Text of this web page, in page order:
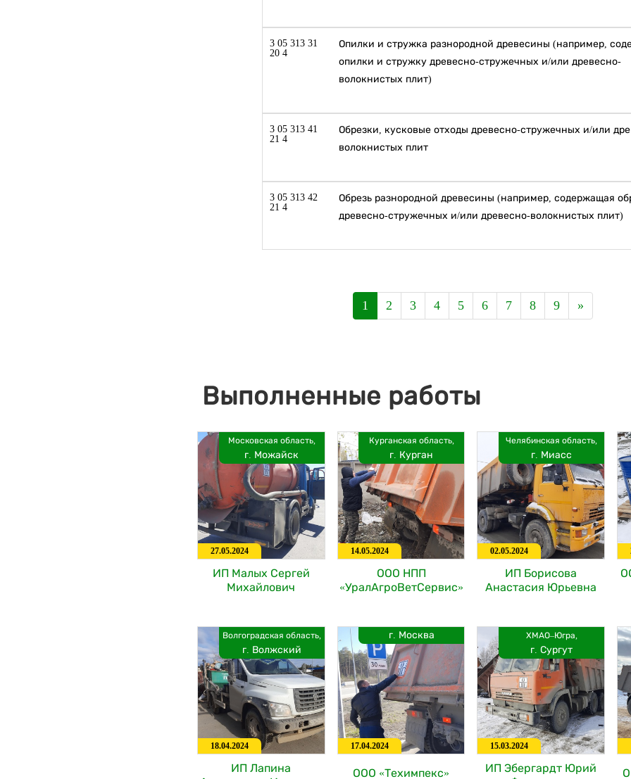
3 05 313 31
20 4
Опилки и стружка разнородной древесины (например,
опилки и стружку древесно-стружечных и/или древесно-
волокнистых плит)
3 05 313 41
21 4
Обрезки, кусковые отходы древесно-стружечных и/или
волокнистых плит
3 05 313 42
21 4
Обрезь разнородной древесины (например, содержащая
древесно-стружечных и/или древесно-волокнистых плит)
1 2 3 4 5 6 7 8 9 »
Выполненные работы
Московская область,
г. Можайск
27.05.2024
ИП Малых Сергей
Михайлович
Курганская область,
г. Курган
14.05.2024
ООО НПП
«УралАгроВетСервис»
Челябинская область,
г. Миасс
02.05.2024
ИП Борисова
Анастасия Юрьевна
Волгоградская область,
г. Волжский
18.04.2024
ИП Лапина
г. Москва
17.04.2024
ООО «Техимпекс»
ХМАО–Югра,
г. Сургут
15.03.2024
ИП Эбергардт Юрий